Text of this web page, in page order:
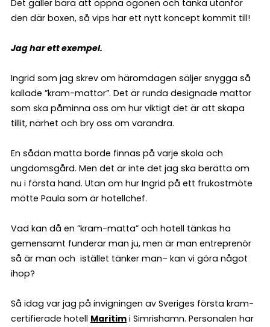
Det gäller bara att öppna ögonen och tänka utanför
den där boxen, så vips har ett nytt koncept kommit till!
Jag har ett exempel.
Ingrid som jag skrev om häromdagen säljer snygga så
kallade ”kram-mattor”. Det är runda designade mattor
som ska påminna oss om hur viktigt det är att skapa
tillit, närhet och bry oss om varandra.
En sådan matta borde finnas på varje skola och
ungdomsgård. Men det är inte det jag ska berätta om
nu i första hand. Utan om hur Ingrid på ett frukostmöte
mötte Paula som är hotellchef.
Vad kan då en ”kram-matta” och hotell tänkas ha
gemensamt funderar man ju, men är man entreprenör
så är man och istället tänker man– kan vi göra något
ihop?
Så idag var jag på invigningen av Sveriges första kram-
certifierade hotell Maritim i Simrishamn. Personalen har